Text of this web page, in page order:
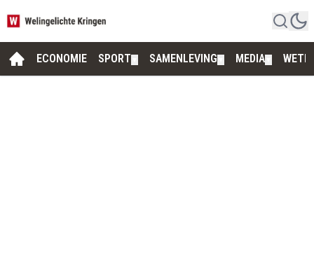
ECONOMIE SPORT SAMENLEVING MEDIA